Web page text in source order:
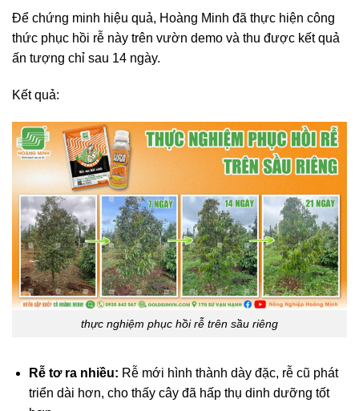
Để chứng minh hiệu quả, Hoàng Minh đã thực hiện công
thức phục hồi rễ này trên vườn demo và thu được kết quả
ấn tượng chỉ sau 14 ngày.
Kết quả:
thực nghiệm phục hồi rễ trên sầu riêng
Rễ tơ ra nhiều: Rễ mới hình thành dày đặc, rễ cũ phát
triển dài hơn, cho thấy cây đã hấp thụ dinh dưỡng tốt